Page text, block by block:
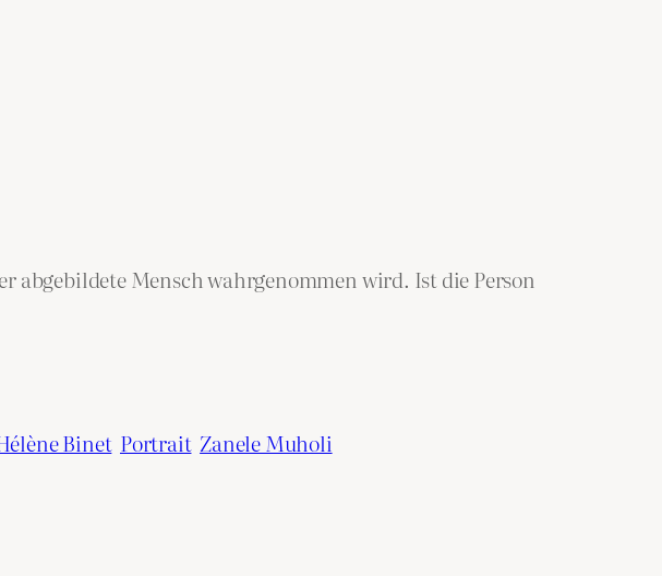
abgebildete Mensch wahrgenommen wird. Ist die Person
Binet Portrait Zanele Muholi